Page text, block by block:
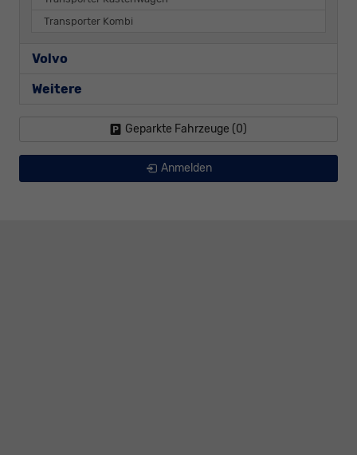
Transporter Kombi
Volvo
Weitere
Geparkte Fahrzeuge (0)
Anmelden